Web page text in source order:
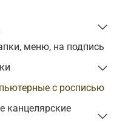
меню, на подпись
с росписью
канцелярские